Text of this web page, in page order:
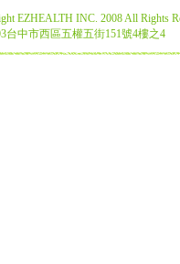
EZHEALTH INC. 2008 All Rights
台中市西區五權五街151號4樓之4